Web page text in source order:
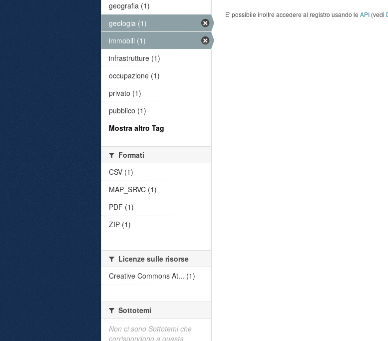
E' possibile inoltre accedere al registro usando le API (vedi
geografia (1)
geologia (1)
immobili (1)
infrastrutture (1)
occupazione (1)
privato (1)
pubblico (1)
Mostra altro Tag
Formati
CSV (1)
MAP_SRVC (1)
PDF (1)
ZIP (1)
Licenze sulle risorse
Creative Commons At... (1)
Sottotemi
Non ci sono Sottotemi che
corrispondono a questa